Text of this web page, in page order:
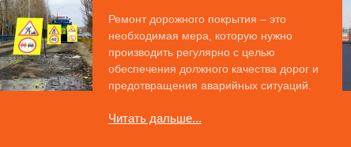
Ремонт дорожного покрытия – это
необходимая мера, которую нужно
производить регулярно с целью
обеспечения должного качества дорог и
предотвращения аварийных ситуаций.
Читать дальше...